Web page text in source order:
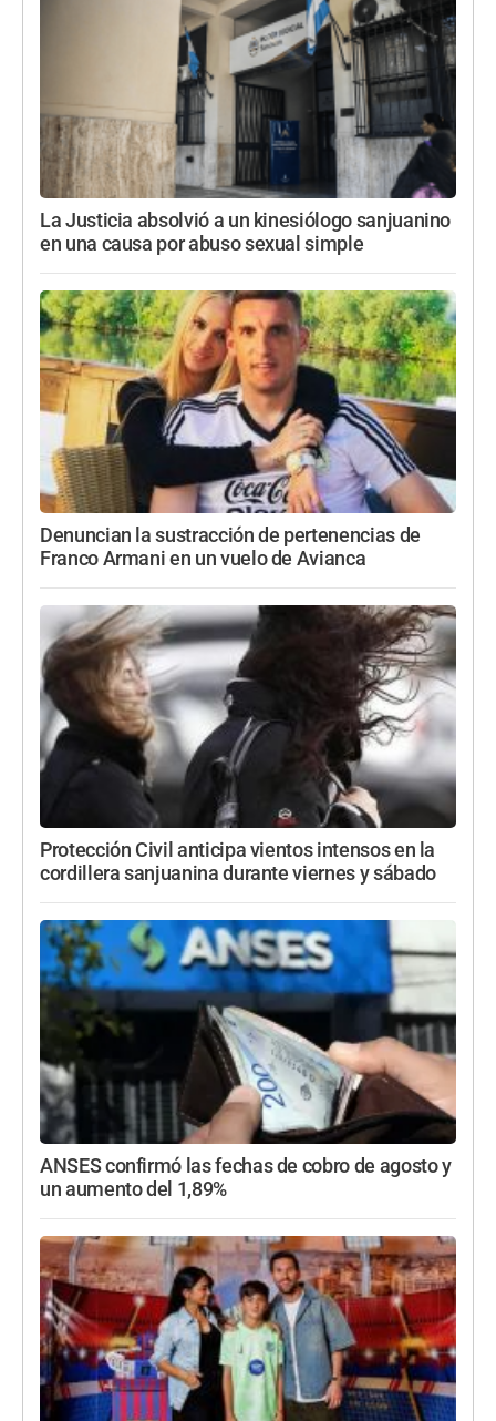
La Justicia absolvió a un kinesiólogo sanjuanino
en una causa por abuso sexual simple
Denuncian la sustracción de pertenencias de
Franco Armani en un vuelo de Avianca
Protección Civil anticipa vientos intensos en la
cordillera sanjuanina durante viernes y sábado
ANSES confirmó las fechas de cobro de agosto y
un aumento del 1,89%